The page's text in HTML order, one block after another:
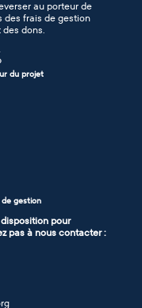
au porteur de
des frais de gestion
dons.
du projet
gestion
pour
pas à nous contacter :